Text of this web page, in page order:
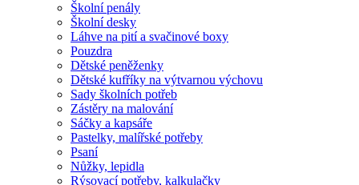
Školní penály
Školní desky
Láhve na pití a svačinové boxy
Pouzdra
Dětské peněženky
Dětské kufříky na výtvarnou výchovu
Sady školních potřeb
Zástěry na malování
Sáčky a kapsáře
Pastelky, malířské potřeby
Psaní
Nůžky, lepidla
Rýsovací potřeby, kalkulačky